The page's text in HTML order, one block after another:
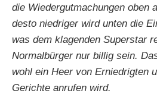
die Wiedergutmachungen oben
desto niedriger wird unten die
was dem klagenden Superstar
Normalbürger nur billig sein.
wohl ein Heer von Erniedrigten
Gerichte anrufen wird.